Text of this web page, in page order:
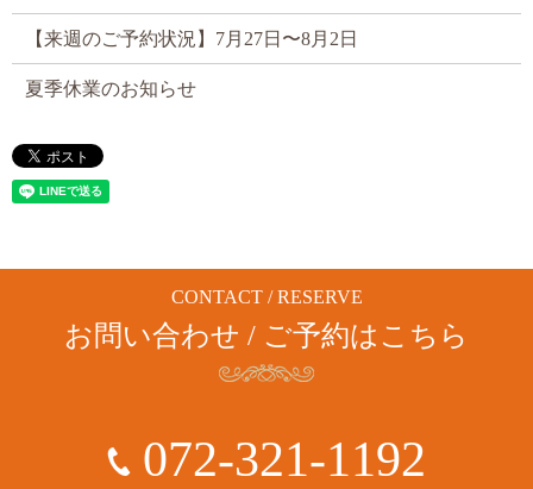
【来週のご予約状況】7月27日〜8月2日
夏季休業のお知らせ
CONTACT / RESERVE
お問い合わせ / ご予約はこちら
072-321-1192